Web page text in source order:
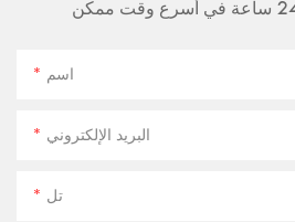
اسم
البريد الإلكتروني
تل